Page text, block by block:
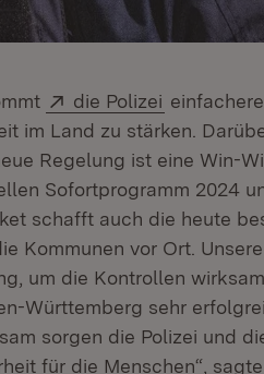
Extern:
die Polizei (Öffnet in
im Land zu stärken.
Regelung ist eine Win-
Sofortprogramm 2024
schafft auch die heute
Kommunen vor Ort.
um die Kontrollen
Württemberg sehr
sorgen die Polizei und
für die Menschen“,